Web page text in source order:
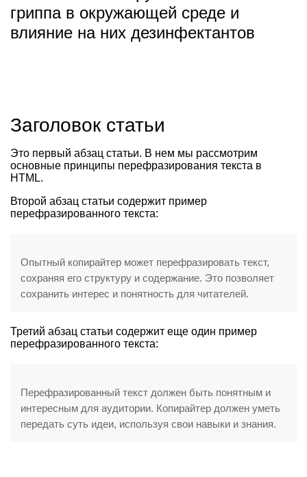
гриппа в окружающей среде и
влияние на них дезинфектантов
Заголовок статьи
Это первый абзац статьи. В нем мы рассмотрим
основные принципы перефразирования текста в
HTML.
Второй абзац статьи содержит пример
перефразированного текста:
Опытный копирайтер может перефразировать текст,
сохраняя его структуру и содержание. Это позволяет
сохранить интерес и понятность для читателей.
Третий абзац статьи содержит еще один пример
перефразированного текста:
Перефразированный текст должен быть понятным и
интересным для аудитории. Копирайтер должен уметь
передать суть идеи, используя свои навыки и знания.